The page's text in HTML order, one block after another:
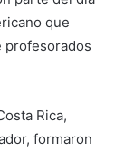
que
profesorados
Rica,
formaron